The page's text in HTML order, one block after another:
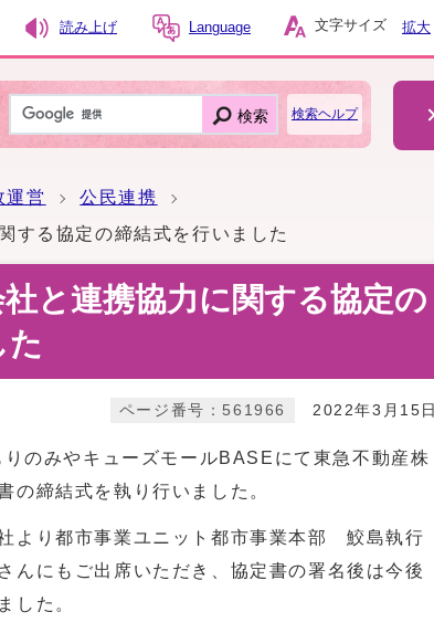
読み上げ Language 文字サイズ 拡大
検索 検索ヘルプ
運営
公民連携
する協定の締結式を行いました
と連携協力に関する協定の
た
2022年3月15日
ページ番号：561966
のみやキューズモールBASEにて東急不動産株
の締結式を執り行いました。
より都市事業ユニット都市事業本部 鮫島執行
んにもご出席いただき、協定書の署名後は今後
した。